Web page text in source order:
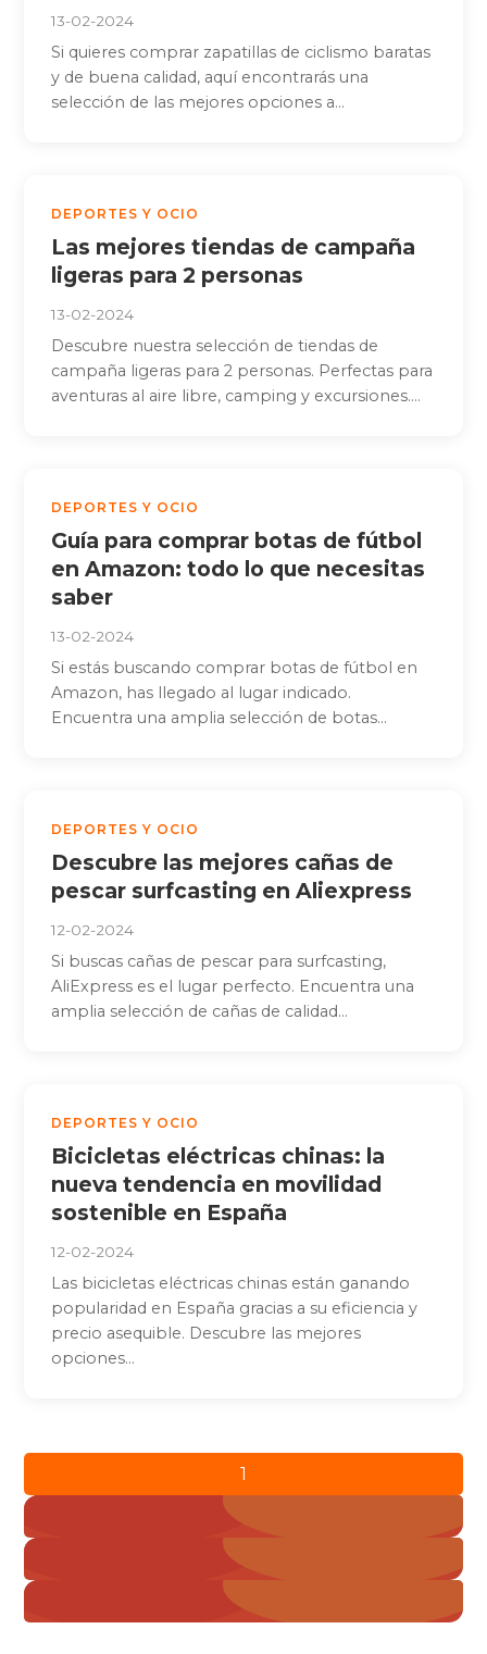
13-02-2024
Si quieres comprar zapatillas de ciclismo baratas
y de buena calidad, aquí encontrarás una
selección de las mejores opciones a...
DEPORTES Y OCIO
Las mejores tiendas de campaña
ligeras para 2 personas
13-02-2024
Descubre nuestra selección de tiendas de
campaña ligeras para 2 personas. Perfectas para
aventuras al aire libre, camping y excursiones....
DEPORTES Y OCIO
Guía para comprar botas de fútbol
en Amazon: todo lo que necesitas
saber
13-02-2024
Si estás buscando comprar botas de fútbol en
Amazon, has llegado al lugar indicado.
Encuentra una amplia selección de botas...
DEPORTES Y OCIO
Descubre las mejores cañas de
pescar surfcasting en Aliexpress
12-02-2024
Si buscas cañas de pescar para surfcasting,
AliExpress es el lugar perfecto. Encuentra una
amplia selección de cañas de calidad...
DEPORTES Y OCIO
Bicicletas eléctricas chinas: la
nueva tendencia en movilidad
sostenible en España
12-02-2024
Las bicicletas eléctricas chinas están ganando
popularidad en España gracias a su eficiencia y
precio asequible. Descubre las mejores
opciones...
Paginación
de
entradas
1
2
3
Siguiente »